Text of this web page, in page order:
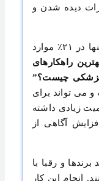
دیده شدن و
در واقع، می‌ توانید ببینید که آن ‌ها تنها در ۲۱٪ موارد
راهکارهای
چیست؟”
می‌ تواند برای
زیادی داشته
آگاهی از
برندها و رقبا با
انجام این کار